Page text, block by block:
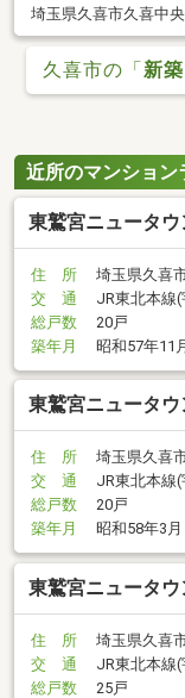
埼玉県久喜市久喜中央
久喜市の「新
近所のマンション
東鷲宮ニュータ
住 所
埼玉県久喜
交 通
JR東北本線
総戸数
20戸
築年月
昭和57年11
東鷲宮ニュータ
住 所
埼玉県久喜
交 通
JR東北本線
総戸数
20戸
築年月
昭和58年3月
東鷲宮ニュータ
住 所
埼玉県久喜
交 通
JR東北本線
総戸数
25戸